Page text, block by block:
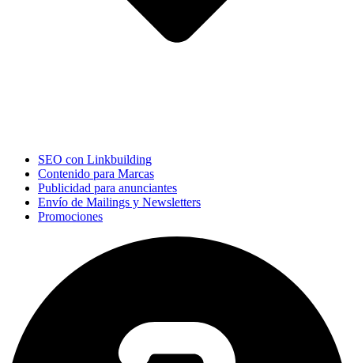
SEO con Linkbuilding
Contenido para Marcas
Publicidad para anunciantes
Envío de Mailings y Newsletters
Promociones